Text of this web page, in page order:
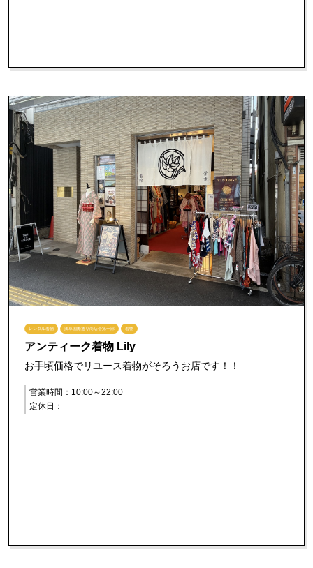
レンタル着物 浅草国際通り商店会第一部 着物
アンティーク着物 Lily
お手頃価格でリユース着物がそろうお店です！！
営業時間：10:00～22:00
定休日：